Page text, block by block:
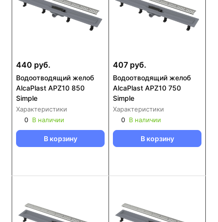
440 руб.
Водоотводящий желоб
AlcaPlast APZ10 850
Simple
Характеристики
0 В наличии
В корзину
407 руб.
Водоотводящий желоб
AlcaPlast APZ10 750
Simple
Характеристики
0 В наличии
В корзину